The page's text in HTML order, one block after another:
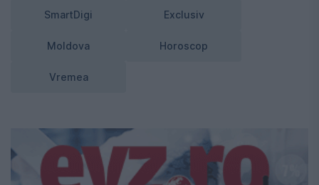
SmartDigi Exclusiv
Moldova Horoscop
Vremea